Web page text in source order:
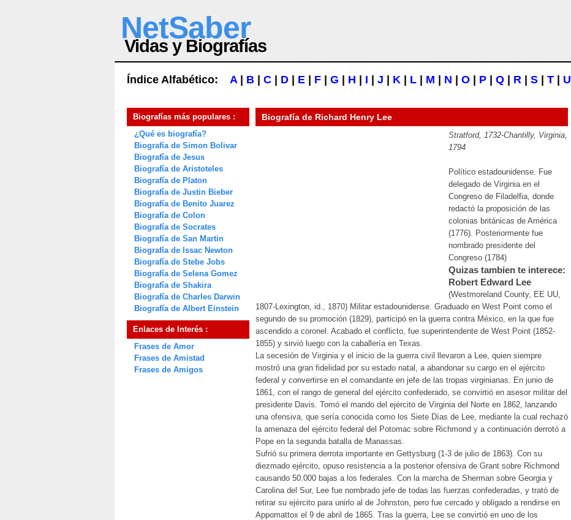
NetSaber
Vidas y Biografías
Índice Alfabético: A| B C D E F G H I J K L M N O P Q R S T U
Biografías más populares :
¿Qué es biografía?
Biografía de Simon Bolivar
Biografía de Jesus
Biografía de Aristoteles
Biografía de Platon
Biografía de Justin Bieber
Biografía de Benito Juarez
Biografía de Colon
Biografía de Socrates
Biografía de San Martin
Biografía de Issac Newton
Biografía de Stebe Jobs
Biografía de Selena Gomez
Biografía de Shakira
Biografía de Charles Darwin
Biografía de Albert Einstein
Enlaces de Interés :
Frases de Amor
Frases de Amistad
Frases de Amigos
Biografía de Richard Henry Lee
Stratford, 1732-Chantilly, Virginia,
1794
Político estadounidense. Fue
delegado de Virginia en el
Congreso de Filadelfia, donde
redactó la proposición de las
colonias británicas de América
(1776). Posteriormente fue
nombrado presidente del
Congreso (1784)
Quizas tambien te interece:
Robert Edward Lee
(Westmoreland County, EE UU,
1807-Lexington, id., 1870) Militar estadounidense. Graduado en West Point como el
segundo de su promoción (1829), participó en la guerra contra México, en la que fue
ascendido a coronel. Acabado el conflicto, fue superintendente de West Point (1852-
1855) y sirvió luego con la caballería en Texas.
La secesión de Virginia y el inicio de la guerra civil llevaron a Lee, quien siempre
mostró una gran fidelidad por su estado natal, a abandonar su cargo en el ejército
federal y convertirse en el comandante en jefe de las tropas virginianas. En junio de
1861, con el rango de general del ejército confederado, se convirtió en asesor militar del
presidente Davis. Tomó el mando del ejército de Virginia del Norte en 1862, lanzando
una ofensiva, que sería conocida como los Siete Días de Lee, mediante la cual rechazó
la amenaza del ejército federal del Potomac sobre Richmond y a continuación derrotó a
Pope en la segunda batalla de Manassas.
Sufrió su primera derrota importante en Gettysburg (1-3 de julio de 1863). Con su
diezmado ejército, opuso resistencia a la posterior ofensiva de Grant sobre Richmond
causando 50.000 bajas a los federales. Con la marcha de Sherman sobre Georgia y
Carolina del Sur, Lee fue nombrado jefe de todas las fuerzas confederadas, y trató de
retirar su ejército para unirlo al de Johnston, pero fue cercado y obligado a rendirse en
Appomattox el 9 de abril de 1865. Tras la guerra, Lee se convirtió en uno de los